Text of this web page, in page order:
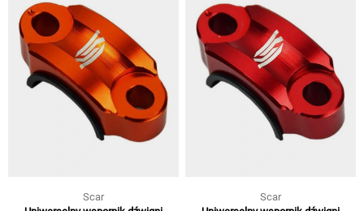
Scar
Scar